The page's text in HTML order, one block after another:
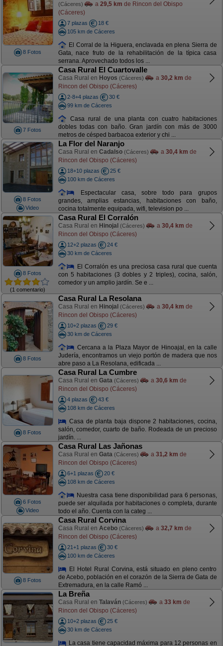
8 Fotos
(Cáceres) a 29,5 km de Rincon del Obispo
(Cáceres)
7 plazas
18 €
105 km de Cáceres
El Corral de la Higuera, enclavada en plena Sierra de
Gata, nace fruto de la rehabilitación de la típica casa
serrana. Aprovechado todos los ...
7 Fotos
Casa Rural El Cuartovalle
Casa Rural en Hoyos (Cáceres) a 30,2 km de
Rincon del Obispo (Cáceres)
2-8+4 plazas
30 €
99 km de Cáceres
Casa rural de una planta con cuatro habitaciones
dobles todas con baño. Gran jardín con más de 3000
metros de césped barbacoa exterior y chi ...
8 Fotos
Video
La Flor del Naranjo
Casa Rural en Cadalso (Cáceres) a 30,4 km de
Rincon del Obispo (Cáceres)
18+10 plazas
25 €
100 km de Cáceres
Espectacular casa, sobre todo para grupos
grandes, amplias estancias, habitaciones con baño,
cocina totalmente equipada, wifi, television po ...
8 Fotos
(1 comentario)
Casa Rural El Corralón
Casa Rural en Hinojal (Cáceres) a 30,4 km de
Rincon del Obispo (Cáceres)
12+2 plazas
24 €
30 km de Cáceres
El Corralón es una preciosa casa rural que cuenta
con 5 habitaciones (3 dobles y 2 triples), cocina, salón,
comedor y un amplio jardín. Se e ...
8 Fotos
Casa Rural La Resolana
Casa Rural en Hinojal (Cáceres) a 30,4 km de
Rincon del Obispo (Cáceres)
10+2 plazas
29 €
30 km de Cáceres
Cercana a la Plaza Mayor de Hinoajal, en la calle
Judería, encontramos un viejo portón de madera que nos
abre paso a La Resolana, edificada ...
8 Fotos
Casa Rural La Cumbre
Casa Rural en Gata (Cáceres) a 30,6 km de
Rincon del Obispo (Cáceres)
4 plazas
43 €
108 km de Cáceres
Casa de planta baja dispone 2 habitaciones, cocina,
salón, comedor, cuarto de baño. Rodeada de un precioso
jardín. ...
6 Fotos
Video
Casa Rural Las Jañonas
Casa Rural en Gata (Cáceres) a 31,2 km de
Rincon del Obispo (Cáceres)
6+1 plazas
20 €
108 km de Cáceres
Nuestra casa tiene disponibilidad para 6 personas,
puede ser alquilada por habitaciones o completa, durante
todo el año. Cuenta con la categ ...
8 Fotos
Casa Rural Corvina
Casa Rural en Acebo (Cáceres) a 32,7 km de
Rincon del Obispo (Cáceres)
21+1 plazas
30 €
100 km de Cáceres
El Hotel Rural Corvina, está situado en pleno centro
de Acebo, población en el corazón de la Sierra de Gata de
Extremadura, en la calle Ramó ...
La Breña
Casa Rural en Talaván (Cáceres) a 33 km de
Rincon del Obispo (Cáceres)
10+2 plazas
25 €
30 km de Cáceres
La casa tiene capacidad máxima para 12 personas en